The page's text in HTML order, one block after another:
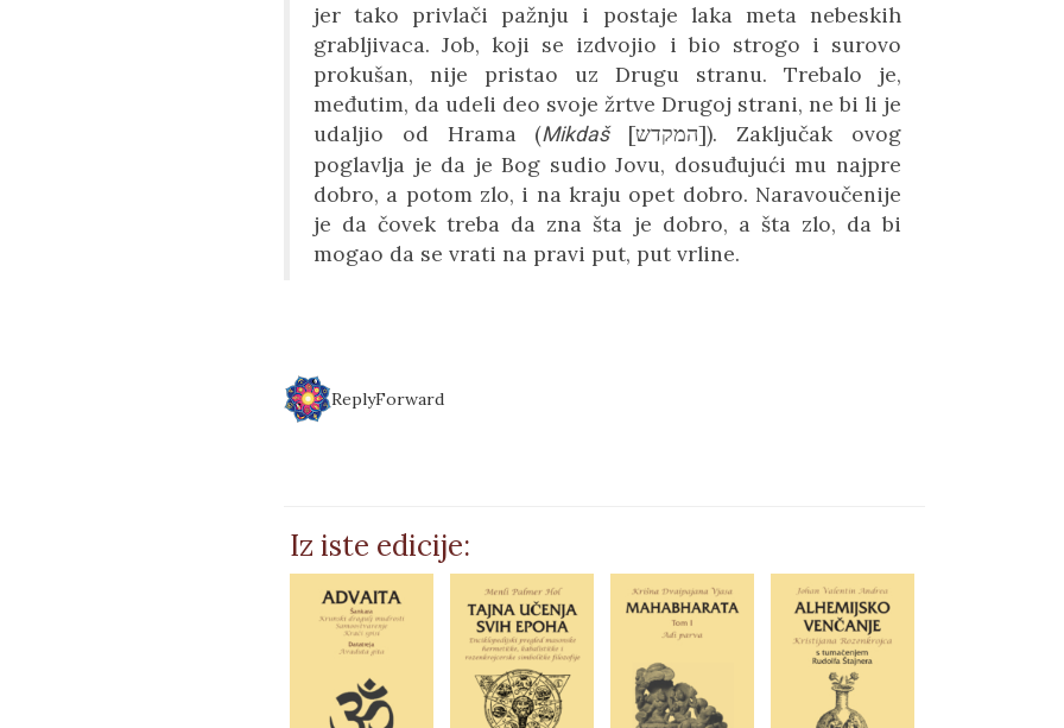
jer tako privlači pažnju i postaje laka meta nebeskih
grabljivaca. Job, koji se izdvojio i bio strogo i surovo
prokušan, nije pristao uz Drugu stranu. Trebalo je,
međutim, da udeli deo svoje žrtve Drugoj strani, ne bi li je
udaljio od Hrama (Mikdaš[המקדש]). Zaključak ovog
poglavlja je da je Bog sudio Jovu, dosuđujući mu najpre
dobro, a potom zlo, i na kraju opet dobro. Naravoučenije
je da čovek treba da zna šta je dobro, a šta zlo, da bi
mogao da se vrati na pravi put, put vrline.
ReplyForward
Iz iste edicije: